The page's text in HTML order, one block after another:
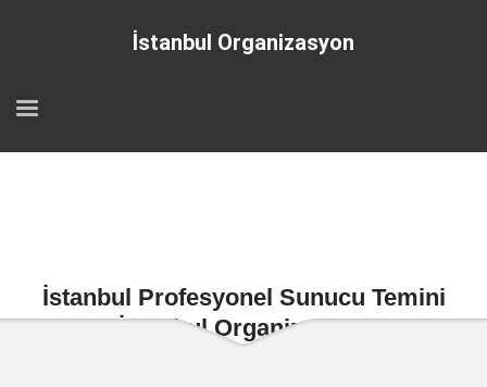
İstanbul Organizasyon
İstanbul Profesyonel Sunucu Temini
İstanbul Organizasyon